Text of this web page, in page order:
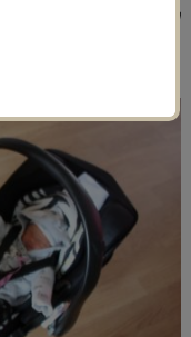
ja pääsette samalla